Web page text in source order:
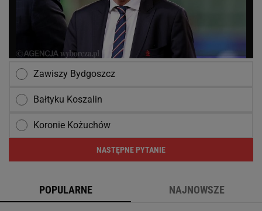
Zawiszy Bydgoszcz
Bałtyku Koszalin
Koronie Kożuchów
NASTĘPNE PYTANIE
POPULARNE NAJNOWSZE